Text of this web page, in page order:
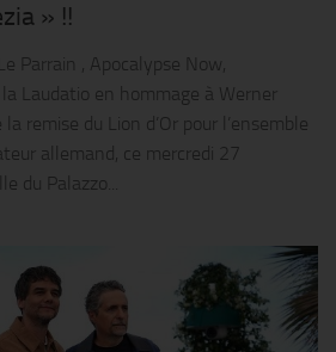
» !!
Parrain , Apocalypse Now,
Laudatio en hommage à Werner
la remise du Lion d’Or pour l’ensemble
allemand, ce mercredi 27
du Palazzo...